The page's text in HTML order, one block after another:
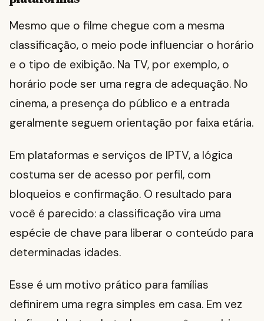
Mesmo que o filme chegue com a mesma
classificação, o meio pode influenciar o horário
e o tipo de exibição. Na TV, por exemplo, o
horário pode ser uma regra de adequação. No
cinema, a presença do público e a entrada
geralmente seguem orientação por faixa etária.
Em plataformas e serviços de IPTV, a lógica
costuma ser de acesso por perfil, com
bloqueios e confirmação. O resultado para
você é parecido: a classificação vira uma
espécie de chave para liberar o conteúdo para
determinadas idades.
Esse é um motivo prático para famílias
definirem uma regra simples em casa. Em vez